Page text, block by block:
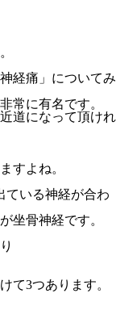
経痛」についてみ
常に有名です。
道になって頂けれ
すよね。
ている神経が合わ
坐骨神経です。
て3つあります。